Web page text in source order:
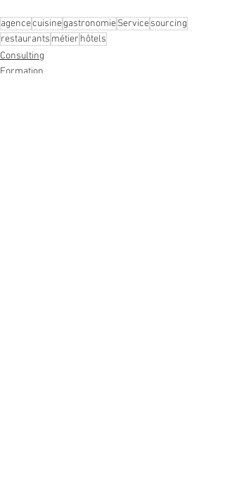
agencecuisinegastronomieServicesourcing
restaurants métier hôtels
Consulting
Formation